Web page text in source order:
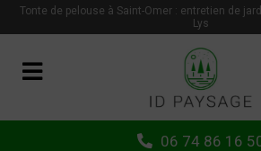
Tonte de pelouse à Saint-Omer : entretien de
Lys
06 74 86 16
Panneau de gestion des cookies